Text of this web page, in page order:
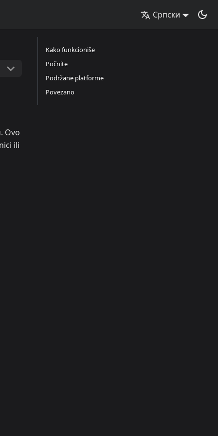
Српски
Ovo
ili
Kako funkcioniše
Počnite
Podržane platforme
Povezano